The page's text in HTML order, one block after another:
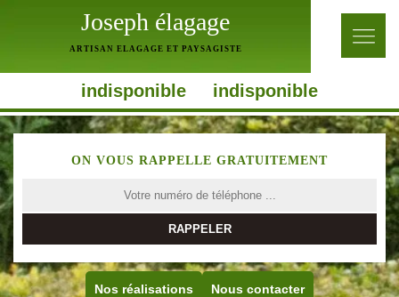
Joseph élagage
ARTISAN ELAGAGE ET PAYSAGISTE
indisponible indisponible
ON VOUS RAPPELLE GRATUITEMENT
Nos réalisations Nous contacter